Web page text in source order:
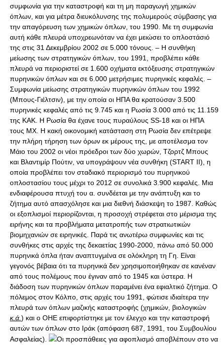
συμφωνία για την καταστροφή και τη μη παραγωγή χημικών
όπλων, και για μέτρα διευκόλυνσης της πολυμερούς σύμβασης για
την απαγόρευση των χημικών όπλων, του 1990. Με τη συμφωνία
αυτή κάθε πλευρά υποχρεωνόταν να έχει μειώσει το οπλοστάσιό
της στις 31 Δεκεμβρίου 2002 σε 5.000 τόνους. – Η συνθήκη
μείωσης των στρατηγικών όπλων, του 1991, προβλέπει κάθε
πλευρά να περιοριστεί σε 1.600 οχήματα εκτόξευσης στρατηγικών
πυρηνικών όπλων και σε 6.000 μετρήσιμες πυρηνικές κεφαλές. –
Συμφωνία μείωσης στρατηγικών πυρηνικών όπλων του 1992
(Μπους-Γιέλτσιν), με την οποία οι ΗΠΑ θα κρατούσαν 3.500
πυρηνικές κεφαλές από τις 9.745 και η Ρωσία 3.000 από τις 11.159
της ΚΑΚ. Η Ρωσία θα έχανε τους πυραύλους SS-18 και οι ΗΠΑ
τους MX. Η κακή οικονομική κατάσταση στη Ρωσία δεν επέτρεψε
την πλήρη τήρηση των όρων εκ μέρους της, με αποτέλεσμα τον
Μάιο του 2002 οι νέοι πρόεδροι των δύο χωρών, Τζορτζ Μπους
και Βλαντιμίρ Πούτιν, να υπογράψουν νέα συνθήκη (START II), η
οποία προβλέπει τον σταδιακό περιορισμό του πυρηνικού
οπλοστασίου τους μέχρι το 2012 σε συνολικά 3.900 κεφαλές. Μια
ενδιαφέρουσα πτυχή του α. συνδέεται με την ανάπτυξη και το
ζήτημα αυτό απασχόλησε και μια διεθνή διάσκεψη το 1987. Καθώς
οι εξοπλισμοί περιορίζονται, η προσοχή στρέφεται στο μέρισμα της
ειρήνης και τα προβλήματα μετατροπής των στρατιωτικών
βιομηχανιών σε ειρηνικές. Παρά τις ανωτέρω συμφωνίες και τις
συνθήκες στις αρχές της δεκαετίας 1990-2000, πάνω από 50.000
πυρηνικά όπλα ήταν αναπτυγμένα σε ολόκληρη τη Γη. Είναι
γεγονός βέβαια ότι τα πυρηνικά δεν χρησιμοποιήθηκαν σε κανέναν
από τους πολέμους που έγιναν από το 1945 και ύστερα. Η
διάδοση των πυρηνικών όπλων παραμένει ένα εφιαλτικό ζήτημα. Ο
πόλεμος στον Κόλπο, στις αρχές του 1991, φώτισε ιδιαίτερα την
πλευρά των όπλων μαζικής καταστροφής (χημικών, βιολογικών
κ.ά. ) και ο OHE επιφορτίστηκε με τον έλεγχο και την καταστροφή
αυτών των όπλων στο Ιράκ (απόφαση 687, 1991, του Συμβουλίου
Ασφαλείας).
Οι προσπάθειες για αφοπλισμό αποβλέπουν στο να